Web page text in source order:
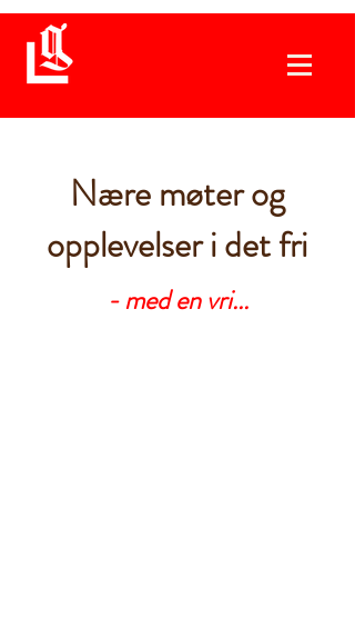
Nære møter og
opplevelser i det fri
- med en vri...